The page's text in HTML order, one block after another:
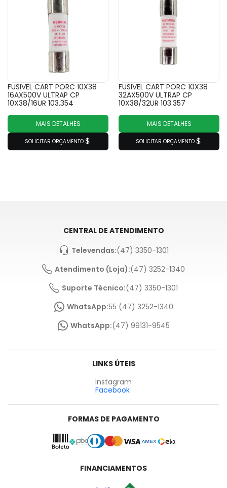
FUSIVEL CART PORC 10X38
16AX500V ULTRAP CP
10X38/16UR 103.354
MAIS DETALHES
SOLICITAR ORÇAMENTO
FUSIVEL CART PORC 10X38
32AX500V ULTRAP CP
10X38/32UR 103.357
MAIS DETALHES
SOLICITAR ORÇAMENTO
CENTRAL DE ATENDIMENTO
Televendas:(47) 3350-1301
Atendimento (Loja):(47) 3252-1340
Suporte Técnico:(47) 3350-1301
WhatsApp:55 (47) 3252-1340
WhatsApp:(47) 99131-9545
LINKS ÚTEIS
Instagram
Facebook
FORMAS DE PAGAMENTO
FINANCIAMENTOS